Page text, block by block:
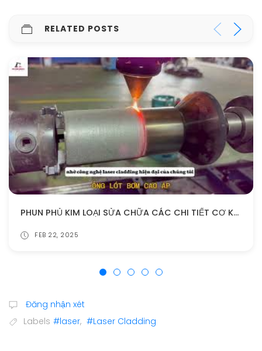
RELATED POSTS
PHUN PHỦ KIM LOẠI SỬA CHỮA CÁC CHI TIẾT CƠ KHÍ NGÀNH THÉP
FEB 22, 2025
Đăng nhận xét
Labels #laser, #Laser Cladding